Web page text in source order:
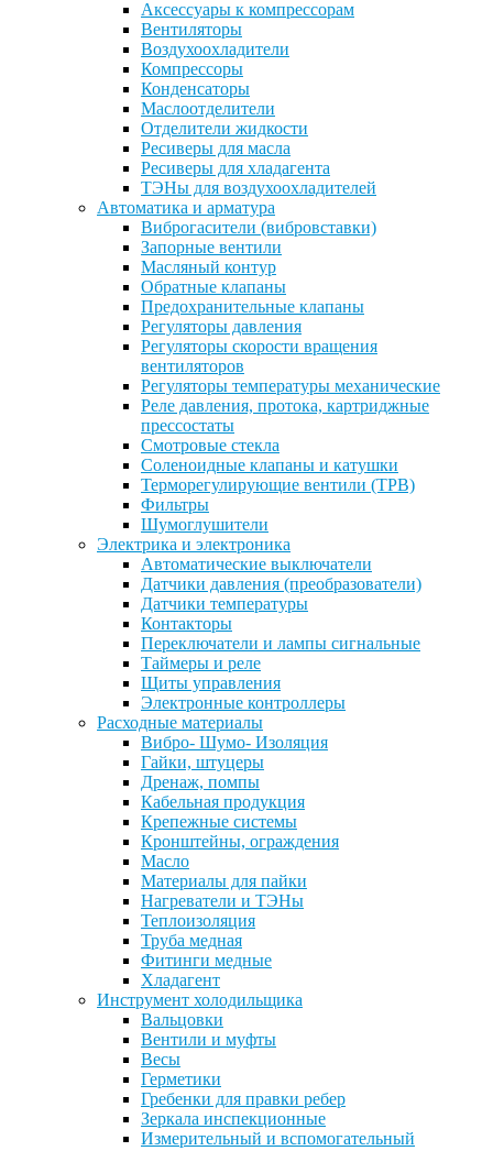
Аксессуары к компрессорам
Вентиляторы
Воздухоохладители
Компрессоры
Конденсаторы
Маслоотделители
Отделители жидкости
Ресиверы для масла
Ресиверы для хладагента
ТЭНы для воздухоохладителей
Автоматика и арматура
Виброгасители (вибровставки)
Запорные вентили
Масляный контур
Обратные клапаны
Предохранительные клапаны
Регуляторы давления
Регуляторы скорости вращения
вентиляторов
Регуляторы температуры механические
Реле давления, протока, картриджные
прессостаты
Смотровые стекла
Соленоидные клапаны и катушки
Терморегулирующие вентили (ТРВ)
Фильтры
Шумоглушители
Электрика и электроника
Автоматические выключатели
Датчики давления (преобразователи)
Датчики температуры
Контакторы
Переключатели и лампы сигнальные
Таймеры и реле
Щиты управления
Электронные контроллеры
Расходные материалы
Вибро- Шумо- Изоляция
Гайки, штуцеры
Дренаж, помпы
Кабельная продукция
Крепежные системы
Кронштейны, ограждения
Масло
Материалы для пайки
Нагреватели и ТЭНы
Теплоизоляция
Труба медная
Фитинги медные
Хладагент
Инструмент холодильщика
Вальцовки
Вентили и муфты
Весы
Герметики
Гребенки для правки ребер
Зеркала инспекционные
Измерительный и вспомогательный